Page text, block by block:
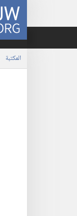
JW.ORG
المكتبة